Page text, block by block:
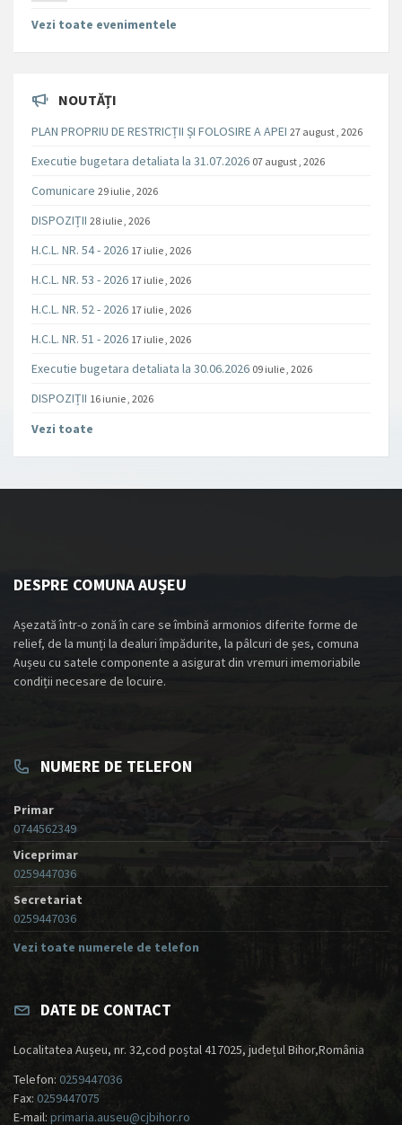
Vezi toate evenimentele
NOUTĂȚI
PLAN PROPRIU DE RESTRICȚII ȘI FOLOSIRE A APEI 27 august , 2026
Executie bugetara detaliata la 31.07.2026 07 august , 2026
Comunicare 29 iulie , 2026
DISPOZIȚII 28 iulie , 2026
H.C.L. NR. 54 - 2026 17 iulie , 2026
H.C.L. NR. 53 - 2026 17 iulie , 2026
H.C.L. NR. 52 - 2026 17 iulie , 2026
H.C.L. NR. 51 - 2026 17 iulie , 2026
Executie bugetara detaliata la 30.06.2026 09 iulie , 2026
DISPOZIȚII 16 iunie , 2026
Vezi toate
DESPRE COMUNA AUȘEU
Așezată într-o zonă în care se îmbină armonios diferite forme de
relief, de la munți la dealuri împădurite, la pâlcuri de șes, comuna
Aușeu cu satele componente a asigurat din vremuri imemoriabile
condiții necesare de locuire.
NUMERE DE TELEFON
Primar
0744562349
Viceprimar
0259447036
Secretariat
0259447036
Vezi toate numerele de telefon
DATE DE CONTACT
Localitatea Aușeu, nr. 32,cod poștal 417025, județul Bihor,România
Telefon: 0259447036
Fax: 0259447075
E-mail: primaria.auseu@cjbihor.ro